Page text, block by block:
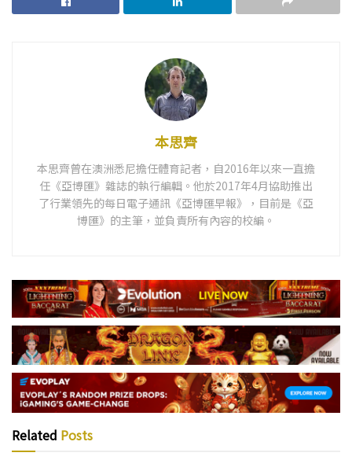
本思齊
本思齊曾在澳洲悉尼擔任體育記者，自2016年以來一直擔
任《亞博匯》雜誌的執行編輯。他於2017年4月協助推出
了行業領先的每日電子通訊《亞博匯早報》，目前是《亞
博匯》的主筆，並負責所有內容的校編。
Related Posts